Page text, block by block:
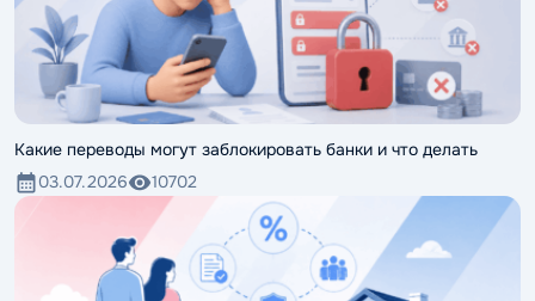
Какие переводы могут заблокировать банки и что делать
03.07.2026
10702